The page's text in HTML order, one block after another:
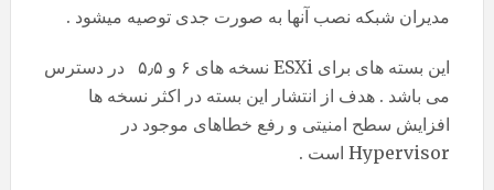
مدیران شبکه نصب آنها به صورت جدی توصیه میشود .
این بسته های برای ESXi نسخه های ۶ و ۵٫۵ در دسترس
می باشد . هدف از انتشار این بسته در اکثر نسخه ها
افزایش سطح امنیتی و رفع خطاهای موجود در
Hypervisor است .